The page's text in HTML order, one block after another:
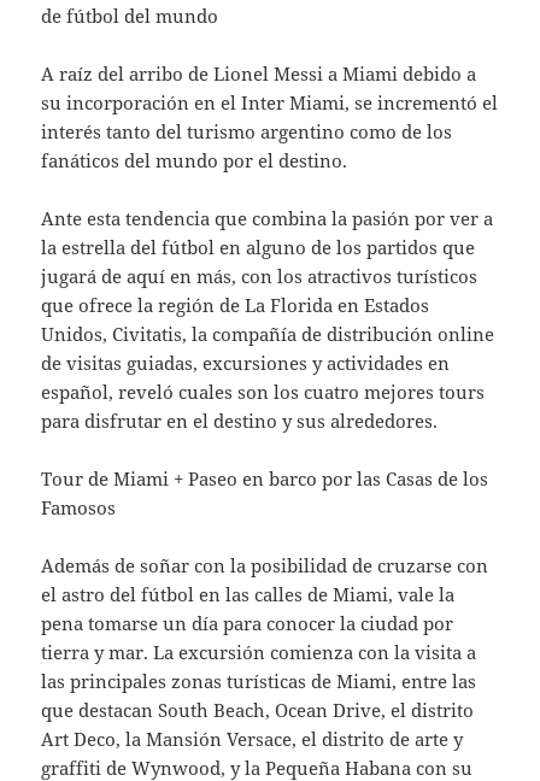
de fútbol del mundo
A raíz del arribo de Lionel Messi a Miami debido a
su incorporación en el Inter Miami, se incrementó el
interés tanto del turismo argentino como de los
fanáticos del mundo por el destino.
Ante esta tendencia que combina la pasión por ver a
la estrella del fútbol en alguno de los partidos que
jugará de aquí en más, con los atractivos turísticos
que ofrece la región de La Florida en Estados
Unidos, Civitatis, la compañía de distribución online
de visitas guiadas, excursiones y actividades en
español, reveló cuales son los cuatro mejores tours
para disfrutar en el destino y sus alrededores.
Tour de Miami + Paseo en barco por las Casas de los
Famosos
Además de soñar con la posibilidad de cruzarse con
el astro del fútbol en las calles de Miami, vale la
pena tomarse un día para conocer la ciudad por
tierra y mar. La excursión comienza con la visita a
las principales zonas turísticas de Miami, entre las
que destacan South Beach, Ocean Drive, el distrito
Art Deco, la Mansión Versace, el distrito de arte y
graffiti de Wynwood, y la Pequeña Habana con su